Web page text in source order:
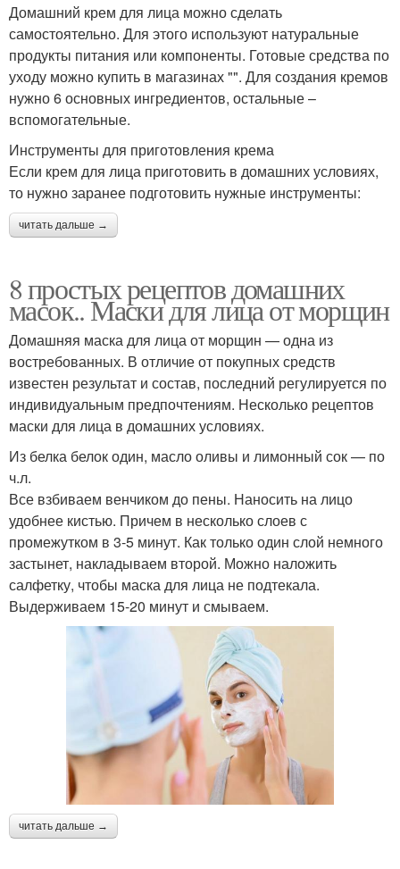
Домашний крем для лица можно сделать
самостоятельно. Для этого используют натуральные
продукты питания или компоненты. Готовые средства по
уходу можно купить в магазинах "". Для создания кремов
нужно 6 основных ингредиентов, остальные –
вспомогательные.
Инструменты для приготовления крема
Если крем для лица приготовить в домашних условиях,
то нужно заранее подготовить нужные инструменты:
читать дальше →
8 простых рецептов домашних
масок.. Маски для лица от морщин
Домашняя маска для лица от морщин — одна из
востребованных. В отличие от покупных средств
известен результат и состав, последний регулируется по
индивидуальным предпочтениям. Несколько рецептов
маски для лица в домашних условиях.
Из белка белок один, масло оливы и лимонный сок — по
ч.л.
Все взбиваем венчиком до пены. Наносить на лицо
удобнее кистью. Причем в несколько слоев с
промежутком в 3-5 минут. Как только один слой немного
застынет, накладываем второй. Можно наложить
салфетку, чтобы маска для лица не подтекала.
Выдерживаем 15-20 минут и смываем.
читать дальше →